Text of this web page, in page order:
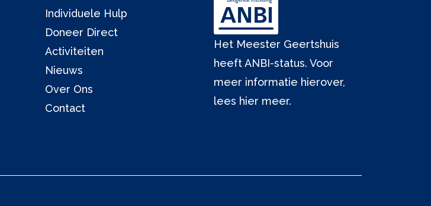
Individuele Hulp
Doneer Direct
Activiteiten
Nieuws
Over Ons
Contact
Het Meester Geertshuis
heeft ANBI-status. Voor
meer informatie hierover,
lees hier meer.